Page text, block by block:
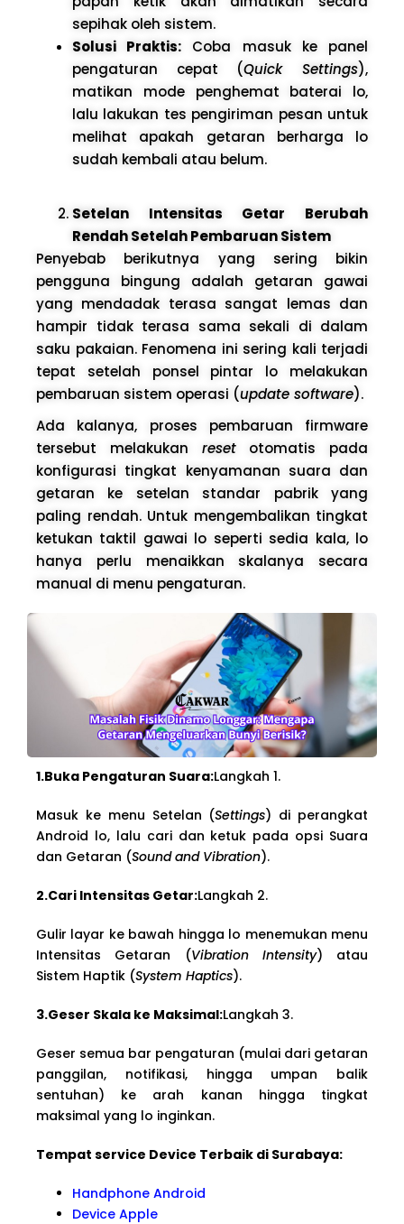
sepihak oleh sistem.
Solusi Praktis: Coba masuk ke panel
pengaturan cepat (Quick Settings),
matikan mode penghemat baterai lo,
lalu lakukan tes pengiriman pesan untuk
melihat apakah getaran berharga lo
sudah kembali atau belum.
Setelan Intensitas Getar Berubah
Rendah Setelah Pembaruan Sistem
Penyebab berikutnya yang sering bikin
pengguna bingung adalah getaran gawai
yang mendadak terasa sangat lemas dan
hampir tidak terasa sama sekali di dalam
saku pakaian. Fenomena ini sering kali terjadi
tepat setelah ponsel pintar lo melakukan
pembaruan sistem operasi (update software).
Ada kalanya, proses pembaruan firmware
tersebut melakukan resetotomatis pada
konfigurasi tingkat kenyamanan suara dan
getaran ke setelan standar pabrik yang
paling rendah. Untuk mengembalikan tingkat
ketukan taktil gawai lo seperti sedia kala, lo
hanya perlu menaikkan skalanya secara
manual di menu pengaturan.
1.Buka Pengaturan Suara:Langkah 1.
Masuk ke menu Setelan (Settings) di perangkat
Android lo, lalu cari dan ketuk pada opsi Suara
dan Getaran (Sound and Vibration).
2.Cari Intensitas Getar:Langkah 2.
Gulir layar ke bawah hingga lo menemukan menu
Intensitas Getaran (Vibration Intensity) atau
Sistem Haptik (System Haptics).
3.Geser Skala ke Maksimal:Langkah 3.
Geser semua bar pengaturan (mulai dari getaran
panggilan, notifikasi, hingga umpan balik
sentuhan) ke arah kanan hingga tingkat
maksimal yang lo inginkan.
Tempat service Device Terbaik di Surabaya:
Handphone Android
Device Apple